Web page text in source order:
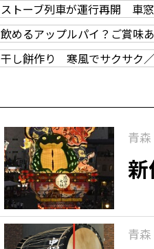
ストーブ列車が運行再開 車
飲めるアップルパイ？ご賞味
干し餅作り 寒風でサクサク
青森
青森